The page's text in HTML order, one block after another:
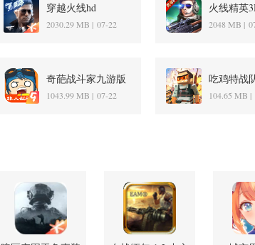
穿越火线hd
1.0.560.860 最新版
2030.29 MB | 07-22
火线精英
2048 MB |
奇葩战斗家九游版
1.72.0 安卓版
1043.99 MB | 07-22
吃鸡特战
方版
104.65 MB |